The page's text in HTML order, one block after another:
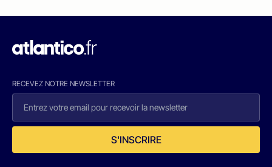
RECEVEZ NOTRE NEWSLETTER
S'INSCRIRE